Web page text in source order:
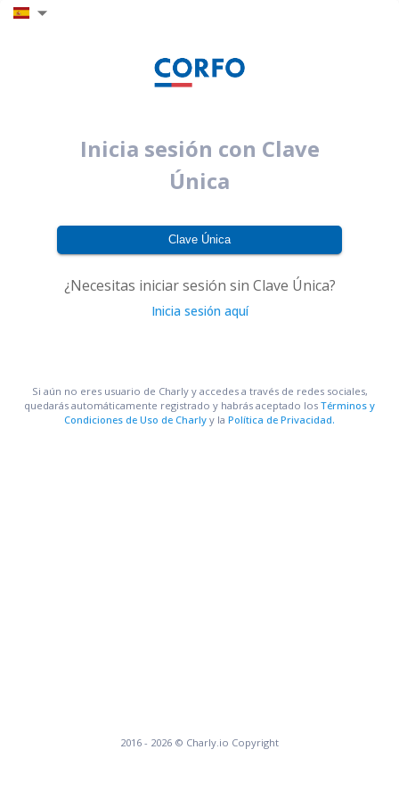
Inicia sesión con Clave
Única
Clave Única
¿Necesitas iniciar sesión sin Clave Única?
Inicia sesión aquí
Si aún no eres usuario de Charly y accedes a través de redes sociales,
quedarás automáticamente registrado y habrás aceptado los Términos y
Condiciones de Uso de Charly y la Política de Privacidad.
2016 - 2026 © Charly.io Copyright